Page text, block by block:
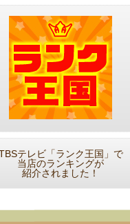
テレビ「ランク王国」で
当店のランキングが
紹介されました！